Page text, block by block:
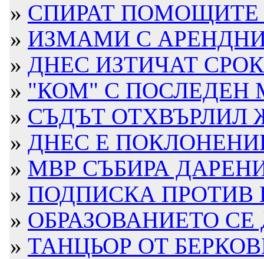
» СПИРАТ ПОМОЩИТЕ
» ИЗМАМИ С
» ДНЕС ИЗТИЧАТ
» "КОМ" С ПОСЛЕДЕН
» СЪДЪТ ОТХВЪРЛИЛ
» ДНЕС Е
» МВР СЪБИРА
» ПОДПИСКА ПРОТИВ
» ОБРАЗОВАНИЕТО СЕ
» ТАНЦЬОР ОТ